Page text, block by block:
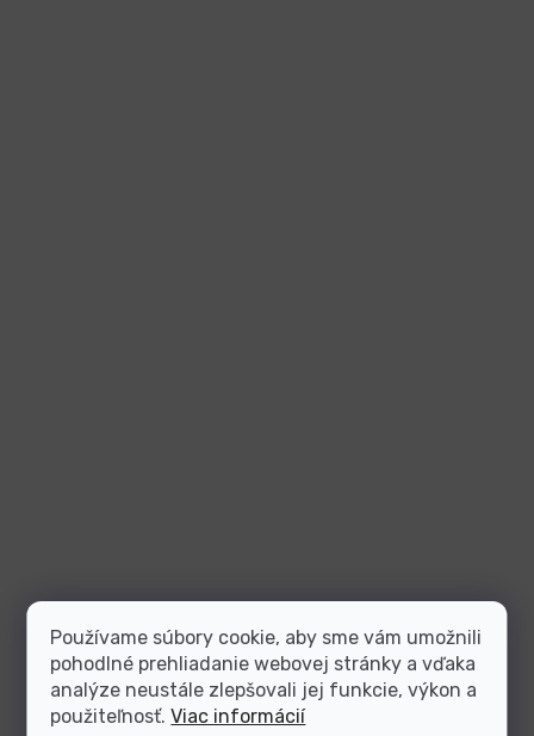
Používame súbory cookie, aby sme vám umožnili
pohodlné prehliadanie webovej stránky a vďaka
analýze neustále zlepšovali jej funkcie, výkon a
použiteľnosť.Viac informácií